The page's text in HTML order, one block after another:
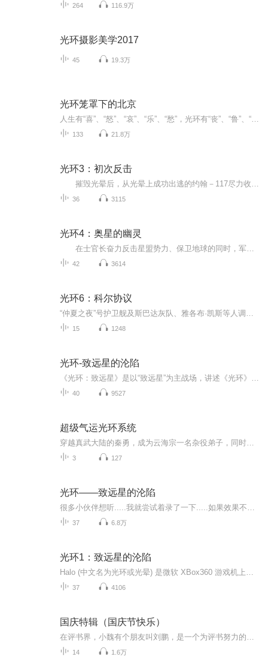
264 116.9万
光环摄影美学2017
45 19.3万
光环笼罩下的北京
133 21.8万
光环3：初次反击
36 3115
光环4：奥星的幽灵
42 3614
光环6：科尔协议
15 1248
光环-致远星的沦陷
40 9527
超级气运光环系统
3 127
光环——致远星的沦陷
37 6.8万
光环1：致远星的沦陷
37 4106
国庆特辑（国庆节快乐）
14 1.6万